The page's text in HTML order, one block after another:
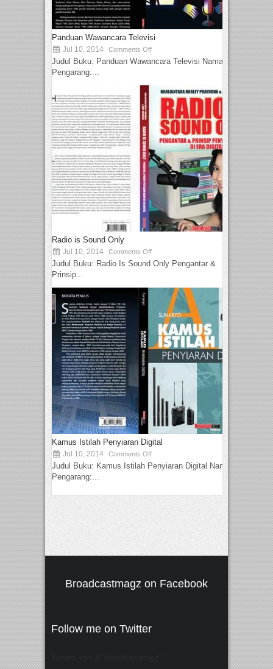
Panduan Wawancara Televisi
Jul 10, 2014 Comments Off
Judul Buku: Panduan Wawancara Televisi Nama
Pengarang:...
Radio is Sound Only
Jul 10, 2014 Comments Off
Judul Buku: Radio Is Sound Only Pengantar &
Prinsip...
Kamus Istilah Penyiaran Digital
Jul 10, 2014 Comments Off
Judul Buku: Kamus Istilah Penyiaran Digital Nama
Pengarang:...
Broadcastmagz on Facebook
Follow me on Twitter